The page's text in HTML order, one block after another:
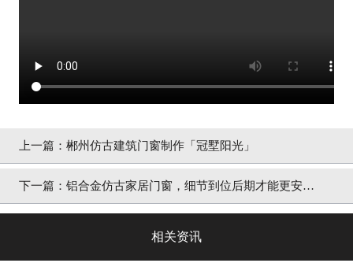
上一篇： 郴州仿古建筑门窗制作「冠墅阳光」
下一篇： 铝合金仿古家居门窗，细节到位后期才能更安心
相关资讯